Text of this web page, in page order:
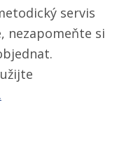
servis
nezapomeňte si